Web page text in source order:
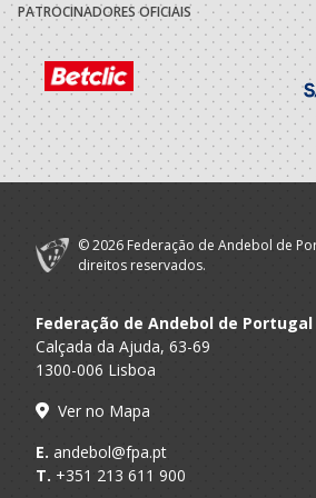
2021/22
A.A. Porto
Associacao
Recreativa
Cultural
Alpendorada
2020/21
A.A. Braga
Desporto Cultura
Ambiente
F.A.P.
Selecções
Nacionais
Femininas
2019/20
Maiastars-Clube
Desporto Cultura
PATROCINADORES OFICIAIS
© 2026 Federação de Andebol de
direitos reservados.
Federação de Andebol de Portugal
Calçada da Ajuda, 63-69
1300-006 Lisboa
Ver no Mapa
E. andebol@fpa.pt
T. +351 213 611 900